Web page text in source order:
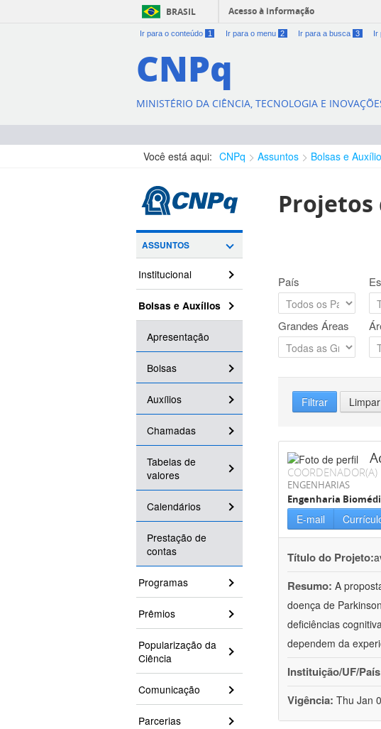
BRASIL Acesso à informação
Ir para o conteúdo 1 Ir para o menu 2 Ir para a busca 3 Ir
CNPq
MINISTÉRIO DA CIÊNCIA, TECNOLOGIA E
Você está aqui: CNPq Assuntos Bolsas e
ASSUNTOS
Institucional
Bolsas e Auxílios
Apresentação
Bolsas
Auxílios
Chamadas
Tabelas de
valores
Calendários
Prestação de
contas
Programas
Prêmios
Popularização da
Ciência
Comunicação
Parcerias
Projetos
País
Grandes Áreas
Filtrar
COORDENADOR(A)
ENGENHARIAS
Engenharia
E-mail
Título do Projeto:
Resumo: A
doença de
deficiências
dependem da
Instituição/UF/
Vigência: Thu Jan